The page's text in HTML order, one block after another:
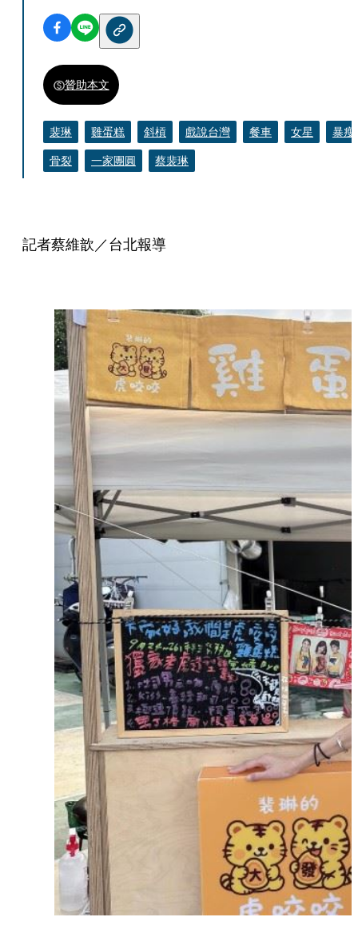
贊助本文
裴琳 雞蛋糕 斜槓 戲說台灣 餐車 女星
暴瘦
骨裂
一家團圓 蔡裴琳
記者蔡維歆／台北報導